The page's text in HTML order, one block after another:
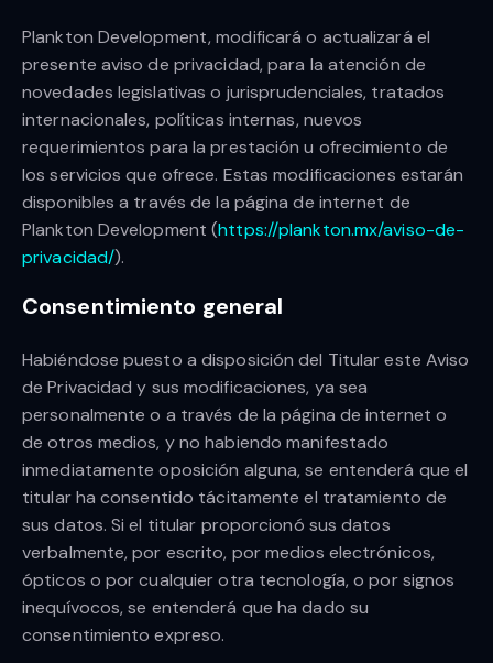
Plankton Development, modificará o actualizará el
presente aviso de privacidad, para la atención de
novedades legislativas o jurisprudenciales, tratados
internacionales, políticas internas, nuevos
requerimientos para la prestación u ofrecimiento de
los servicios que ofrece. Estas modificaciones estarán
disponibles a través de la página de internet de
Plankton Development (https://plankton.mx/aviso-de-
privacidad/).
Consentimiento general
Habiéndose puesto a disposición del Titular este Aviso
de Privacidad y sus modificaciones, ya sea
personalmente o a través de la página de internet o
de otros medios, y no habiendo manifestado
inmediatamente oposición alguna, se entenderá que el
titular ha consentido tácitamente el tratamiento de
sus datos. Si el titular proporcionó sus datos
verbalmente, por escrito, por medios electrónicos,
ópticos o por cualquier otra tecnología, o por signos
inequívocos, se entenderá que ha dado su
consentimiento expreso.